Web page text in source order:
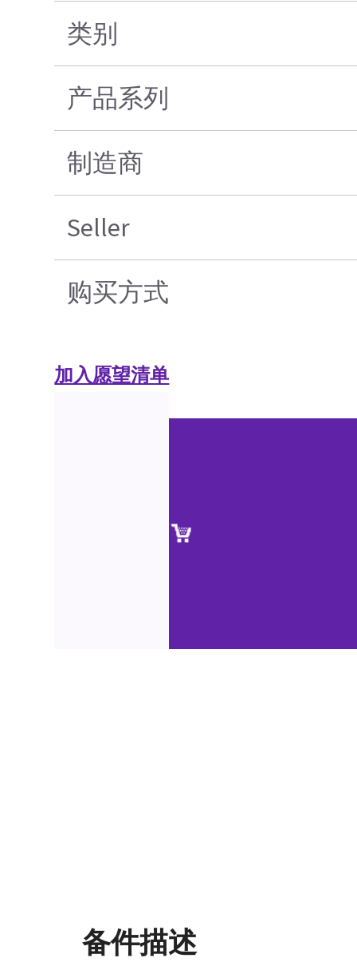
类别
产品系列
制造商
Seller
购买方式
加入愿望清单
备件描述